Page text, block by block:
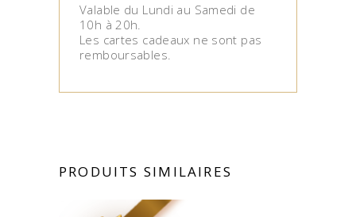
Valable du Lundi au Samedi de
10h à 20h.
Les cartes cadeaux ne sont pas
remboursables.
PRODUITS SIMILAIRES